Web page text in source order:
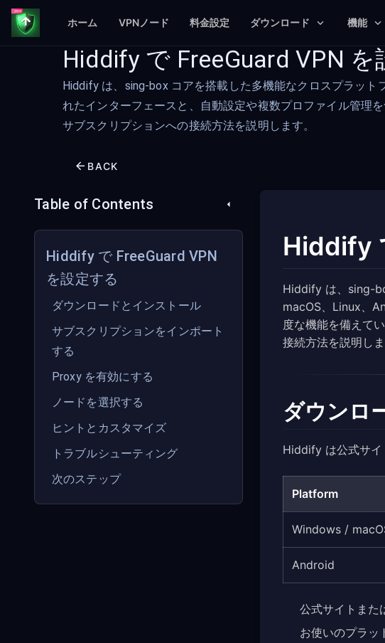
ホーム VPNノード 料金設定 ダウンロード 機能
Hiddify で FreeGuard VPN を
Hiddify は、sing-box コアを搭載した多機能なクロスプラット
れたインターフェースと、自動設定や複数プロファイル管理
サブスクリプションへの接続方法を説明します。
BACK
Table of Contents
Hiddify で FreeGuard VPN
を設定する
ダウンロードとインストール
サブスクリプションをインポート
する
Proxy を有効にする
ノードを選択する
ヒントとカスタマイズ
トラブルシューティング
次のステップ
Hiddify
Hiddify は、sing-
macOS、Linux、
度な機能を備えて
接続方法を説明しま
ダウンロ
Hiddify は公式サ
Platform
Windows /
Android
公式サイトまた
お使いのプラッ